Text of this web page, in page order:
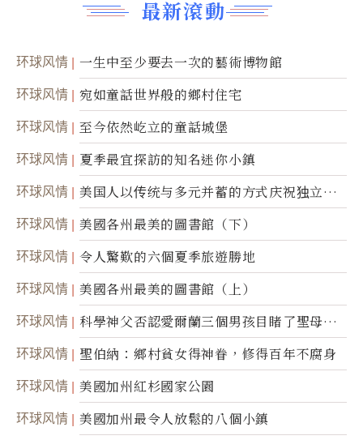
最新滾動
环球风情 一生中至少要去一次的藝術博物館
环球风情 宛如童話世界般的鄉村住宅
环球风情 至今依然屹立的童話城堡
环球风情 夏季最宜探訪的知名迷你小鎮
环球风情
美国人以传统与多元并蓄的方式庆祝独立日2
50周年
环球风情 美國各州最美的圖書館（下）
环球风情 令人驚歎的六個夏季旅遊勝地
环球风情 美國各州最美的圖書館（上）
环球风情
科學神父否認愛爾蘭三個男孩目睹了聖母顯
靈
环球风情 聖伯納：鄉村貧女得神眷，修得百年不腐身
环球风情 美國加州紅杉國家公園
环球风情 美國加州最令人放鬆的八個小鎮